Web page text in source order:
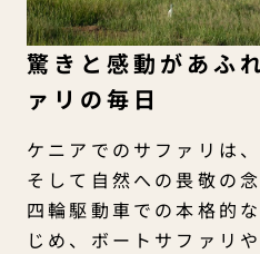
驚きと感動があふ
ァリの毎日
ケニアでのサファリは
そして自然への畏敬の
四輪駆動車での本格的
じめ、ボートサファリ